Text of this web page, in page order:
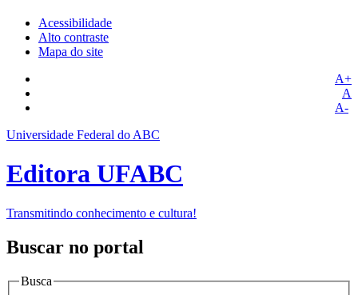
Acessibilidade
Alto contraste
Mapa do site
A+
A
A-
Universidade Federal do ABC
Editora UFABC
Transmitindo conhecimento e cultura!
Buscar no portal
Busca